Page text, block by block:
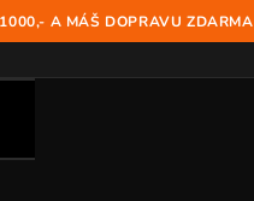
A MÁŠ DOPRAVU ZDARMA